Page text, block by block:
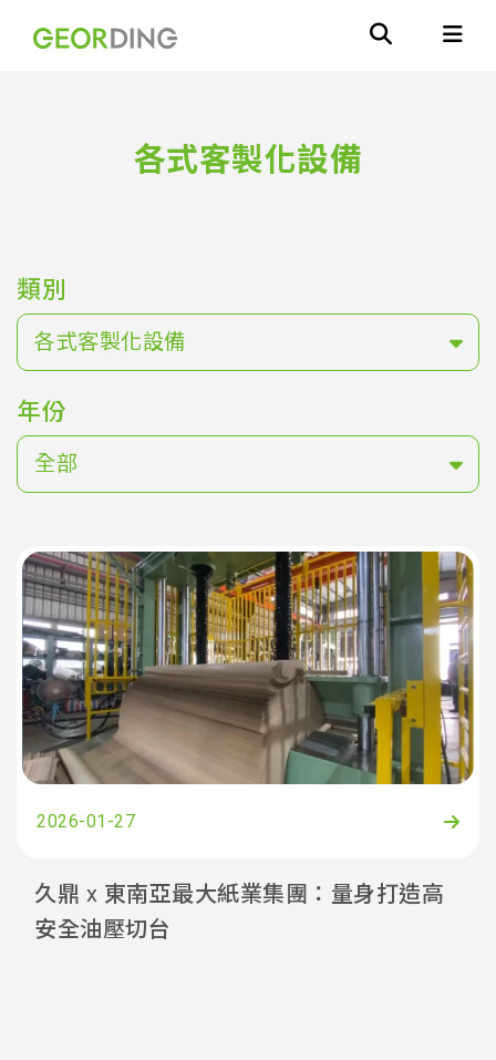
各式客製化設備
類別
各式客製化設備
年份
全部
2026-01-27
久鼎 x 東南亞最大紙業集團：量身打造高
安全油壓切台